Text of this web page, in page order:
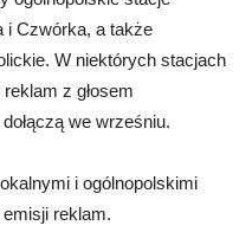
i Czwórka, a także
W niektórych stacjach
z głosem
we wrześniu.
i ogólnopolskimi
emisji reklam.